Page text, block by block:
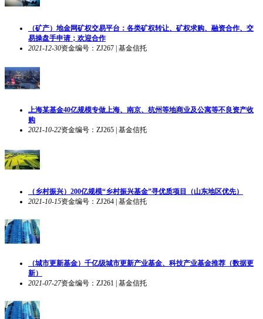
（矿产）地金网矿权交易平台：各类矿权转让、矿权求购、融资合作、交
易操盘手申请；欢迎合作
2021-12-30资金编号：ZJ267 | 基金信托
上海某基金40亿规模专做上海、南京、杭州等地商业及公寓等不良资产收
购
2021-10-22资金编号：ZJ265 | 基金信托
（乡村振兴）200亿规模“乡村振兴基金”寻优质项目（山东地区优先）
2021-10-15资金编号：ZJ264 | 基金信托
（城市更新基金）千亿级城市更新产业基金、科技产业基金推荐（数据更
新）
2021-07-27资金编号：ZJ261 | 基金信托